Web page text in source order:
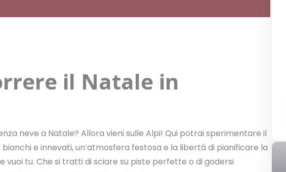
il Natale in
neve a Natale? Allora vieni sulle Alpi! Qui potrai sperimentare il
e innevati, un’atmosfera festosa e la libertà di pianificare la
vuoi tu. Che si tratti di sciare su piste perfette o di godersi